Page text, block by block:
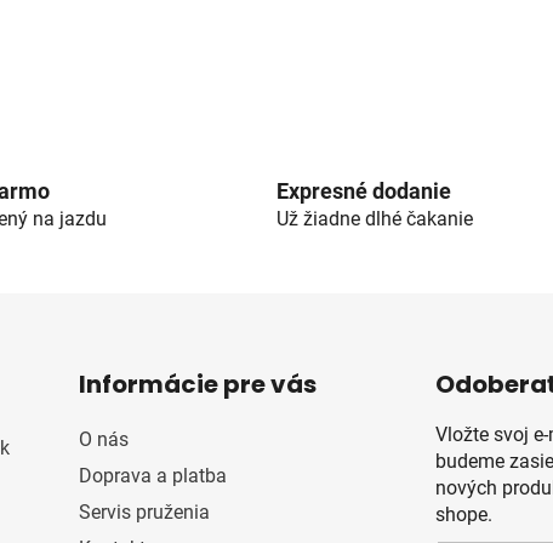
na jazdu
Expresné dodanie
Už žiadne dlhé čakanie
Informácie pre vás
O nás
Doprava a platba
Servis pruženia
Vložte svoj
budeme
nových
shope.